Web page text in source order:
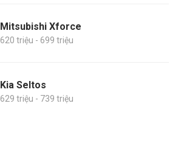
Mitsubishi Xforce
620 triệu - 699 triệu
Kia Seltos
629 triệu - 739 triệu